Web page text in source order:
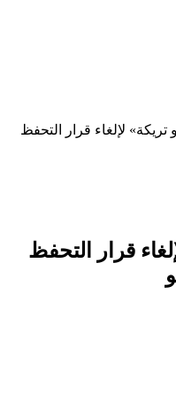
لإلغاء قرار التحفظ
قرار التحفظ